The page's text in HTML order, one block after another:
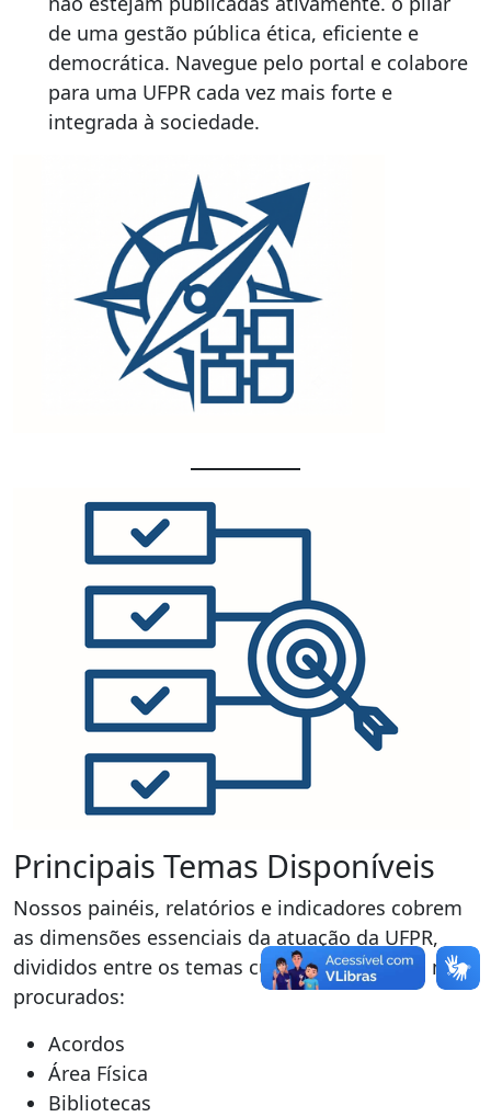
de uma gestão pública ética, eficiente e
democrática. Navegue pelo portal e colabore
para uma UFPR cada vez mais forte e
integrada à sociedade.
Principais Temas Disponíveis
Nossos painéis, relatórios e indicadores cobrem
as dimensões essenciais da atuação da UFPR,
divididos entre os temas cujos dados são os mais
procurados:
Acordos
Área Física
Bibliotecas